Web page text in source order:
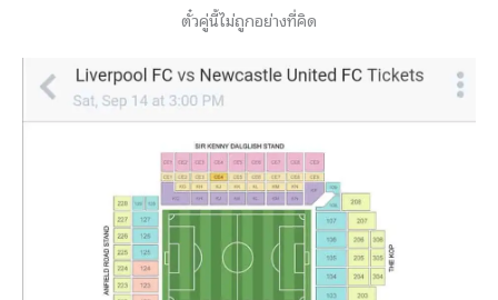
ตั๋วคู่นี้ไม่ถูกอย่างที่คิด